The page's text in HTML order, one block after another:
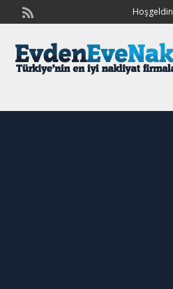
Hoşgeldin